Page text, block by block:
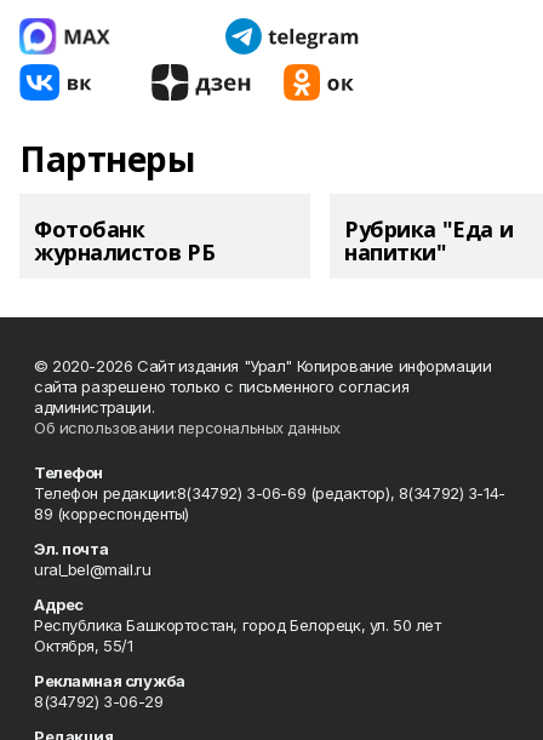
Партнеры
Фотобанк
журналистов РБ
Рубрика "Еда и
напитки"
© 2020-2026 Сайт издания "Урал" Копирование информации
сайта разрешено только с письменного согласия
администрации.
Об использовании персональных данных
Телефон
Телефон редакции:8(34792) 3-06-69 (редактор), 8(34792) 3-14-
89 (корреспонденты)
Эл. почта
ural_bel@mail.ru
Адрес
Республика Башкортостан, город Белорецк, ул. 50 лет
Октября, 55/1
Рекламная служба
8(34792) 3-06-29